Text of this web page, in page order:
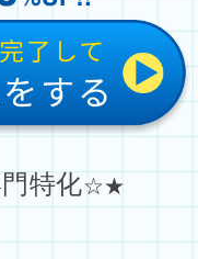
特化☆★